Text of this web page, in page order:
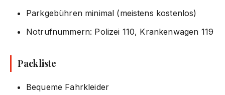
Parkgebühren minimal (meistens kostenlos)
Notrufnummern: Polizei 110, Krankenwagen 119
Packliste
Bequeme Fahrkleider